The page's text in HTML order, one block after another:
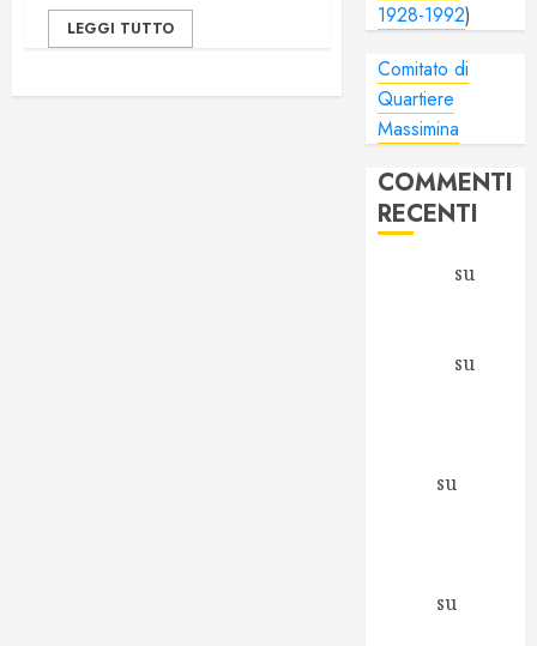
LEGGI TUTTO
1928-1992)
Comitato di
Quartiere
Massimina
COMMENTI
RECENTI
su
su
su
su